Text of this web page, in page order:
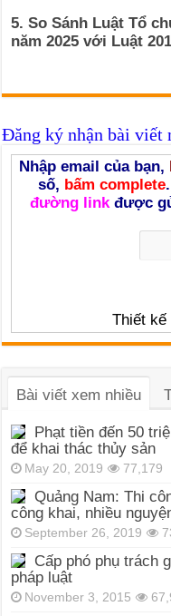
5. So Sánh Luật Tổ
năm 2025 với Luật
Đăng ký nhận bài viết
Nhập email của bạn,
số, bấm complete
đường linkđược
Thiết kế
Bài viết xem nhiều
Phạt tiền đến 50
để khai thác thủy sản
May 20, 2019 77,179
Quảng Nam: Thi
công khai, nhiều
September 26, 2019
Cấp phó phụ trách
pháp luật
November 3, 2015